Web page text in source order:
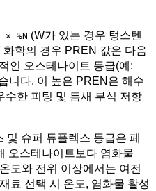
%N (W가 있는 경우 텅스텐
학의 경우 PREN 값은 다음
인 오스테나이트 등급(예:
니다. 이 높은 PREN은 해수
수한 피팅 및 틈새 부식 저항
및 슈퍼 듀플렉스 등급은 페
오스테나이트보다 염화물
도와 전위 이상에서는 여전
료 선택 시 온도, 염화물 활성